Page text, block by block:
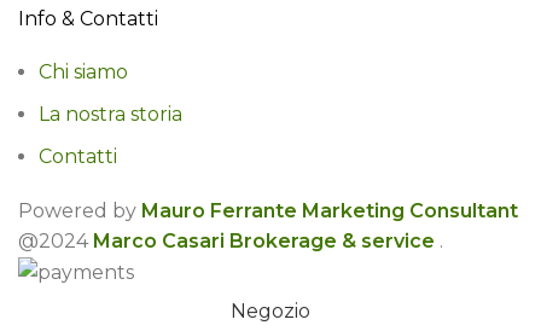
Info & Contatti
Chi siamo
La nostra storia
Contatti
Powered by Mauro Ferrante Marketing Consultant
@2024 Marco Casari Brokerage & service .
Negozio